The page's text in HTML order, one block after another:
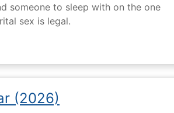
someone to sleep with on the one
sex is legal.
(2026)